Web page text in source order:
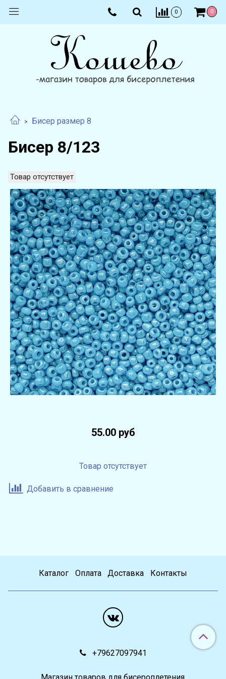
0 0
Бисер размер 8
Бисер 8/123
Товар отсутствует
55.00 руб
Товар отсутствует
Добавить в сравнение
Каталог Оплата Доставка Контакты
+79627097941